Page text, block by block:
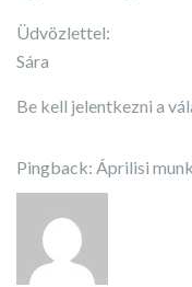
Üdvözlettel:
Sára
Be kell jelentkezni a
Pingback: Áprilisi